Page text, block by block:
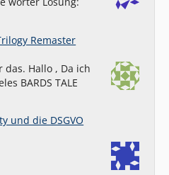
Remaster
Hallo , Da ich
BARDS TALE
und die DSGVO